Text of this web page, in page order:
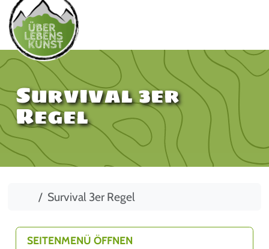
Survival 3er
Regel
StartSurvival 3er Regel
SEITENMENÜ ÖFFNEN